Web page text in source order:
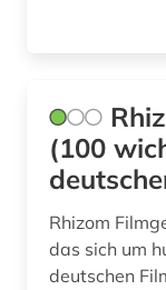
(100
Rhizom
das sich um
deutschen